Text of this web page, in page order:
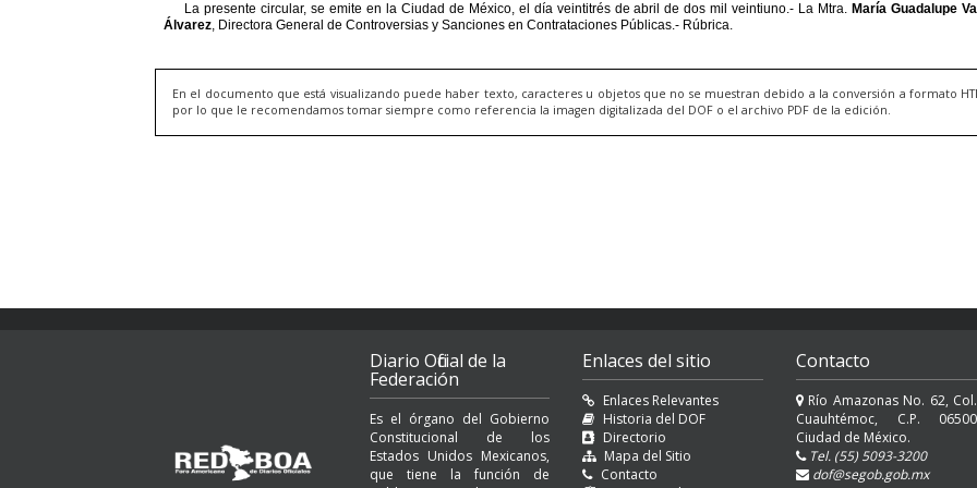
En el documento que está visualizando puede haber texto, caracteres u objetos que no se muestran debido a la conversión a formato
por lo que le recomendamos tomar siempre como referencia la imagen digitalizada del DOF o el archivo PDF de la edición.
Diario Oficial de la
Federación
Es el órgano del Gobierno
Constitucional de los
Estados Unidos Mexicanos,
que tiene la función de
Enlaces del sitio
Enlaces Relevantes
Historia del DOF
Directorio
Mapa del Sitio
Contacto
Contacto
Río Amazonas No. 62, Col.
Cuauhtémoc, C.P. 06500
Ciudad de México.
Tel. (55) 5093-3200
dof@segob.gob.mx